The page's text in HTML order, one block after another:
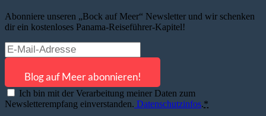
Abonniere unseren „Bock auf Meer“ Newsletter und wir schenken
dir ein kostenloses Panama-Reiseführer-Kapitel!
Ich bin mit der Verarbeitung meiner Daten zum
Newsletterempfang einverstanden. Datenschutzinfos.*